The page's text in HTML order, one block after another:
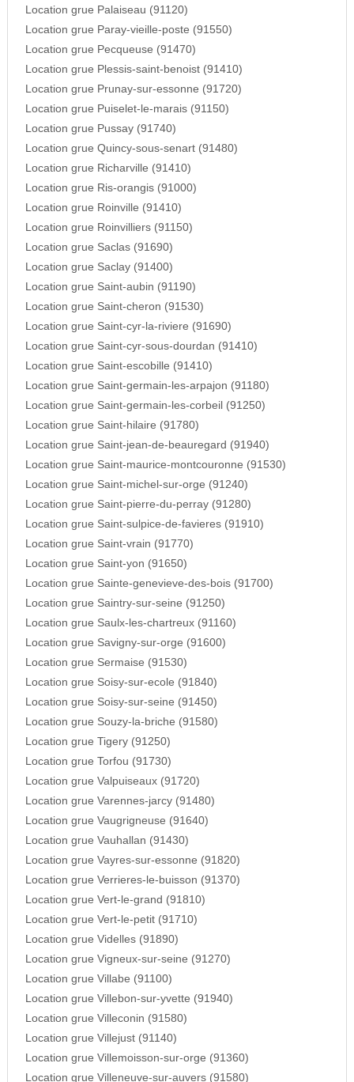
Location grue Palaiseau (91120)
Location grue Paray-vieille-poste (91550)
Location grue Pecqueuse (91470)
Location grue Plessis-saint-benoist (91410)
Location grue Prunay-sur-essonne (91720)
Location grue Puiselet-le-marais (91150)
Location grue Pussay (91740)
Location grue Quincy-sous-senart (91480)
Location grue Richarville (91410)
Location grue Ris-orangis (91000)
Location grue Roinville (91410)
Location grue Roinvilliers (91150)
Location grue Saclas (91690)
Location grue Saclay (91400)
Location grue Saint-aubin (91190)
Location grue Saint-cheron (91530)
Location grue Saint-cyr-la-riviere (91690)
Location grue Saint-cyr-sous-dourdan (91410)
Location grue Saint-escobille (91410)
Location grue Saint-germain-les-arpajon (91180)
Location grue Saint-germain-les-corbeil (91250)
Location grue Saint-hilaire (91780)
Location grue Saint-jean-de-beauregard (91940)
Location grue Saint-maurice-montcouronne (91530)
Location grue Saint-michel-sur-orge (91240)
Location grue Saint-pierre-du-perray (91280)
Location grue Saint-sulpice-de-favieres (91910)
Location grue Saint-vrain (91770)
Location grue Saint-yon (91650)
Location grue Sainte-genevieve-des-bois (91700)
Location grue Saintry-sur-seine (91250)
Location grue Saulx-les-chartreux (91160)
Location grue Savigny-sur-orge (91600)
Location grue Sermaise (91530)
Location grue Soisy-sur-ecole (91840)
Location grue Soisy-sur-seine (91450)
Location grue Souzy-la-briche (91580)
Location grue Tigery (91250)
Location grue Torfou (91730)
Location grue Valpuiseaux (91720)
Location grue Varennes-jarcy (91480)
Location grue Vaugrigneuse (91640)
Location grue Vauhallan (91430)
Location grue Vayres-sur-essonne (91820)
Location grue Verrieres-le-buisson (91370)
Location grue Vert-le-grand (91810)
Location grue Vert-le-petit (91710)
Location grue Videlles (91890)
Location grue Vigneux-sur-seine (91270)
Location grue Villabe (91100)
Location grue Villebon-sur-yvette (91940)
Location grue Villeconin (91580)
Location grue Villejust (91140)
Location grue Villemoisson-sur-orge (91360)
Location grue Villeneuve-sur-auvers (91580)